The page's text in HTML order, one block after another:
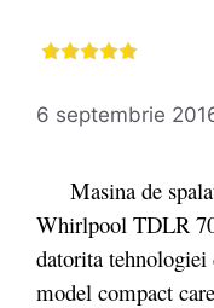
6 septembrie
Masina de
Whirlpool TDLR
datorita tehnologiei
model compact